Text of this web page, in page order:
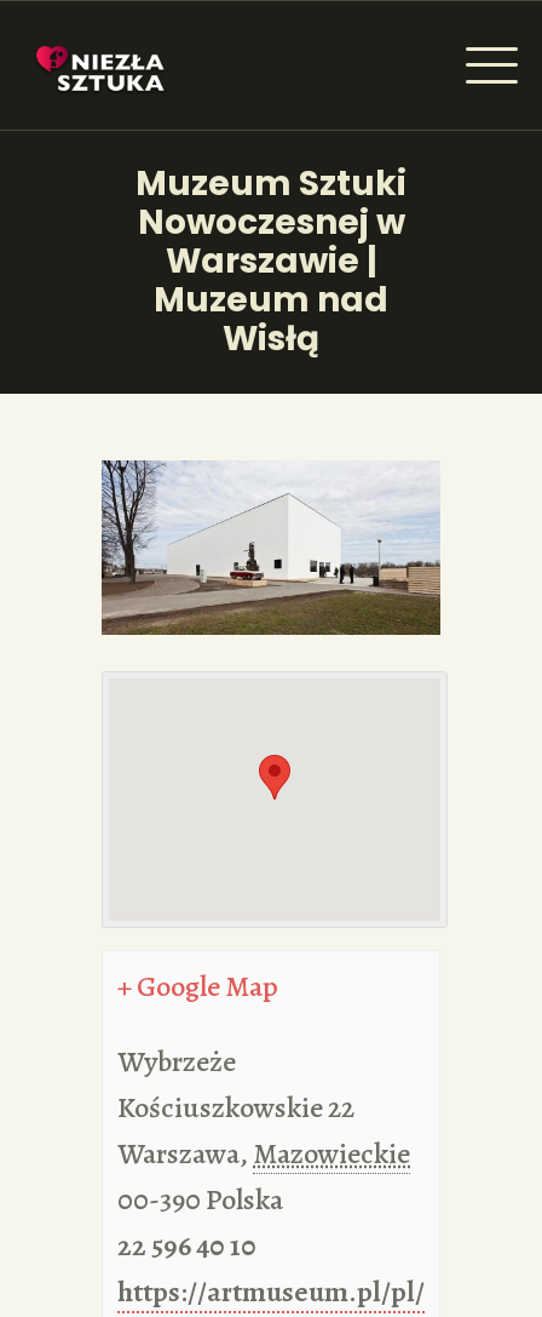
Muzeum Sztuki
Nowoczesnej w
Warszawie |
Muzeum nad
Wisłą
NIEZŁA SZTUKA - NEWSY
Sztuka dla każdego od amatora do konesera.
AKTUALNOŚCI
WYDARZENIA
ARTYKUŁY
KSIĄŻKI
PORTFOLIA
REDAKCJA
+ Google Map
Wybrzeże
Kościuszkowskie 22
Warszawa,Mazowieckie
00-390Polska
22 596 40 10
https://artmuseum.pl/pl/